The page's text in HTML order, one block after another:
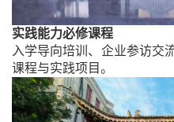
实践能力必修课程
入学导向培训、企业参访交
课程与实践项目。